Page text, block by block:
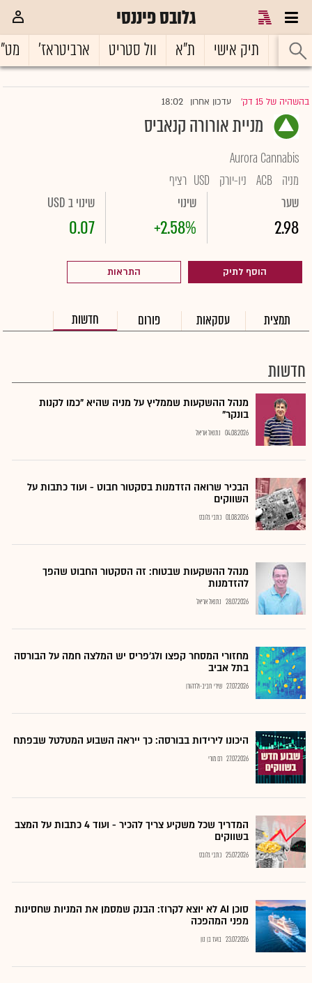
גלובס פיננסי
ראשי תיק אישי ת"א וול סטריט ארביטראז'
בהשהיה של 15 דק' |עדכון אחרון 18:02
מניית אורורה קנאביס
Aurora Cannabis
מניה ACB ניו-יורק USD רציף
שער
2.98
שינוי
+2.58%
שינוי ב USD
0.07
הוסף לתיק התראות
תמצית עסקאות פורום חדשות
חדשות
מנהל ההשקעות שממליץ על מניה שהיא "כמו לקנות
בונקר"
04.08.2026 נתנאל אריאל
הבכיר שרואה הזדמנות בסקטור חבוט - ועוד כתבות על
השווקים
01.08.2026 כתבי גלובס
מנהל ההשקעות שבטוח: זה הסקטור החבוט שהפך
להזדמנות
28.07.2026 נתנאל אריאל
מחזורי המסחר קפצו ולג'פריס יש המלצה חמה על הבורסה
בתל אביב
27.07.2026 שירי חביב-ולדהורן
היכונו לירידות בבורסה: כך ייראה השבוע המטלטל שבפתח
27.07.2026 רם מורי
המדריך שכל משקיע צריך להכיר - ועוד 4 כתבות על המצב
בשווקים
25.07.2026 כתבי גלובס
סוכן AI לא יוצא לקרוז: הבנק שמסמן את המניות שחסינות
מפני המהפכה
23.07.2026 בועז בן נון